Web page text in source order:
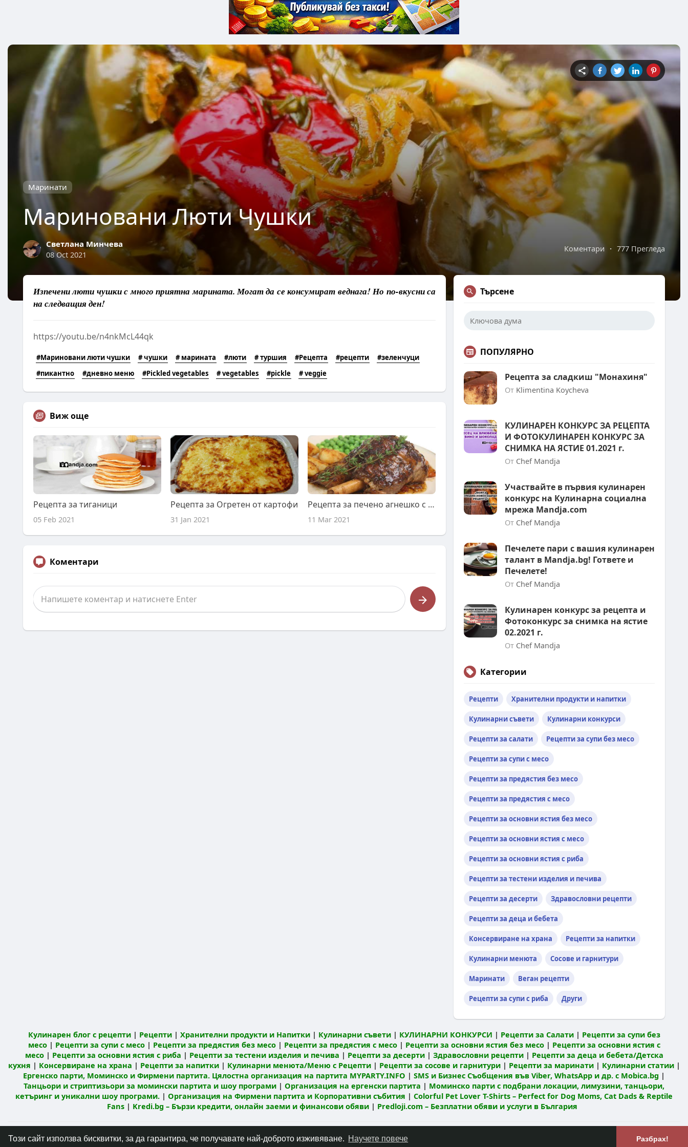
Този сайт използва бисквитки, за да гарантира, че получавате най-доброто изживяване. Научете повече Разбрах!
Маринати
Мариновани Люти Чушки
Коментари · 777 Прегледа
Светлана Минчева
08 Oct 2021
Изпечени люти чушки с много приятна марината. Могат да се консумират веднага! Но по-вкусни са
на следващия ден!
https://youtu.be/n4nkMcL44qk
#Мариновани люти чушки # чушки # марината #люти # туршия #Рецепта #рецепти
#зеленчуци
#пикантно
#дневно меню #Pickled vegetables # vegetables #pickle # veggie
Виж още
Рецепта за тиганици
05 Feb 2021
Рецепта за Огретен от картофи
31 Jan 2021
Рецепта за печено агнешко с чесън
11 Mar 2021
Коментари
Търсене
ПОПУЛЯРНО
Рецепта за сладкиш "Монахиня"
От Klimentina Koycheva
КУЛИНАРЕН КОНКУРС ЗА РЕЦЕПТА
И ФОТОКУЛИНАРЕН КОНКУРС ЗА
СНИМКА НА ЯСТИЕ 01.2021 г.
От Chef Mandja
Участвайте в първия кулинарен
конкурс на Кулинарна социална
мрежа Mandja.com
От Chef Mandja
Печелете пари с вашия кулинарен
талант в Mandja.bg! Гответе и
Печелете!
От Chef Mandja
Кулинарен конкурс за рецепта и
Фотоконкурс за снимка на ястие
02.2021 г.
От Chef Mandja
Категории
Рецепти Хранителни продукти и напитки
Кулинарни съвети Кулинарни конкурси
Рецепти за салати Рецепти за супи без месо
Рецепти за супи с месо
Рецепти за предястия без месо
Рецепти за предястия с месо
Рецепти за основни ястия без месо
Рецепти за основни ястия с месо
Рецепти за основни ястия с риба
Рецепти за тестени изделия и печива
Рецепти за десерти Здравословни рецепти
Рецепти за деца и бебета
Консервиране на храна Рецепти за напитки
Кулинарни менюта Сосове и гарнитури
Маринати Веган рецепти
Рецепти за супи с риба Други
Кулинарен блог с рецепти| Рецепти| Хранителни продукти и Напитки| Кулинарни съвети| КУЛИНАРНИ КОНКУРСИ | Рецепти за Салати| Рецепти за супи без
месо| Рецепти за супи с месо| Рецепти за предястия без месо| Рецепти за предястия с месо| Рецепти за основни ястия без месо| Рецепти за основни ястия с
месо| Рецепти за основни ястия с риба | Рецепти за тестени изделия и печива | Рецепти за десерти| Здравословни рецепти| Рецепти за деца и бебета/Детска
кухня | Консервиране на храна | Рецепти за напитки| Кулинарни менюта/Меню с Рецепти| Рецепти за сосове и гарнитури| Рецепти за маринати| Кулинарни статии|
Ергенско парти, Моминско и Фирмени партита. Цялостна организация на партита MYPARTY.INFO | SMS и Бизнес Съобщения във Viber, WhatsApp и др. с Mobica.bg |
Танцьори и стриптизьори за момински партита и шоу програми | Организация на ергенски партита | Моминско парти с подбрани локации, лимузини, танцьори,
кетъринг и уникални шоу програми. | Организация на Фирмени партита и Корпоративни събития | Colorful Pet Lover T-Shirts – Perfect for Dog Moms, Cat Dads & Reptile
Fans | Kredi.bg – Бързи кредити, онлайн заеми и финансови обяви | Predloji.com – Безплатни обяви и услуги в България
© 2026 Кулинарна мрежа Mandja.bg Начало Относно Контакт Политика за поверителност Условия за ползване